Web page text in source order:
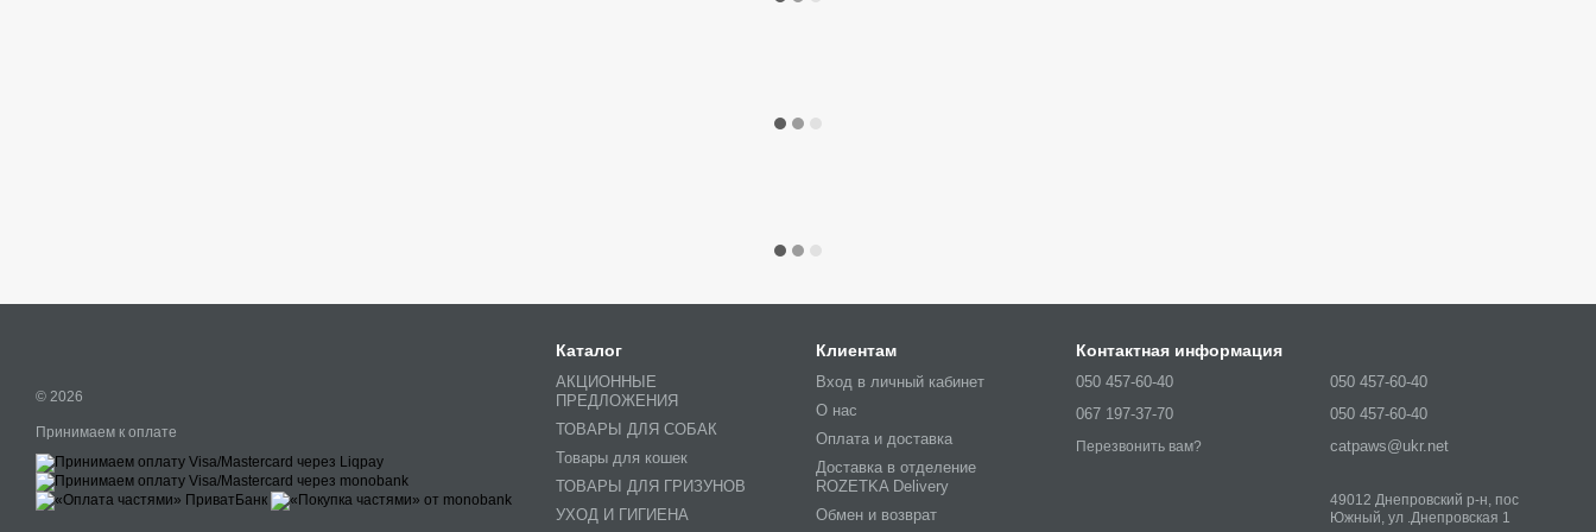
© 2026
Принимаем к оплате
Каталог
АКЦИОННЫЕ
ПРЕДЛОЖЕНИЯ
ТОВАРЫ ДЛЯ СОБАК
Товары для кошек
ТОВАРЫ ДЛЯ ГРИЗУНОВ
УХОД И ГИГИЕНА
Клиентам
Вход в личный кабинет
О нас
Оплата и доставка
Доставка в отделение
ROZETKA Delivery
Обмен и возврат
Контактная информация
050 457-60-40
067 197-37-70
Перезвонить вам?
050 457-60-40
050 457-60-40
catpaws@ukr.net
49012 Днепровский р-н, пос
Южный, ул .Днепровская 1